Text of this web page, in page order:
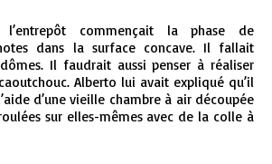
commençait la phase de
dans la surface concave. Il fallait
Il faudrait aussi penser à réaliser
Alberto lui avait expliqué qu’il
d’une vieille chambre à air découpée
sur elles-mêmes avec de la colle à